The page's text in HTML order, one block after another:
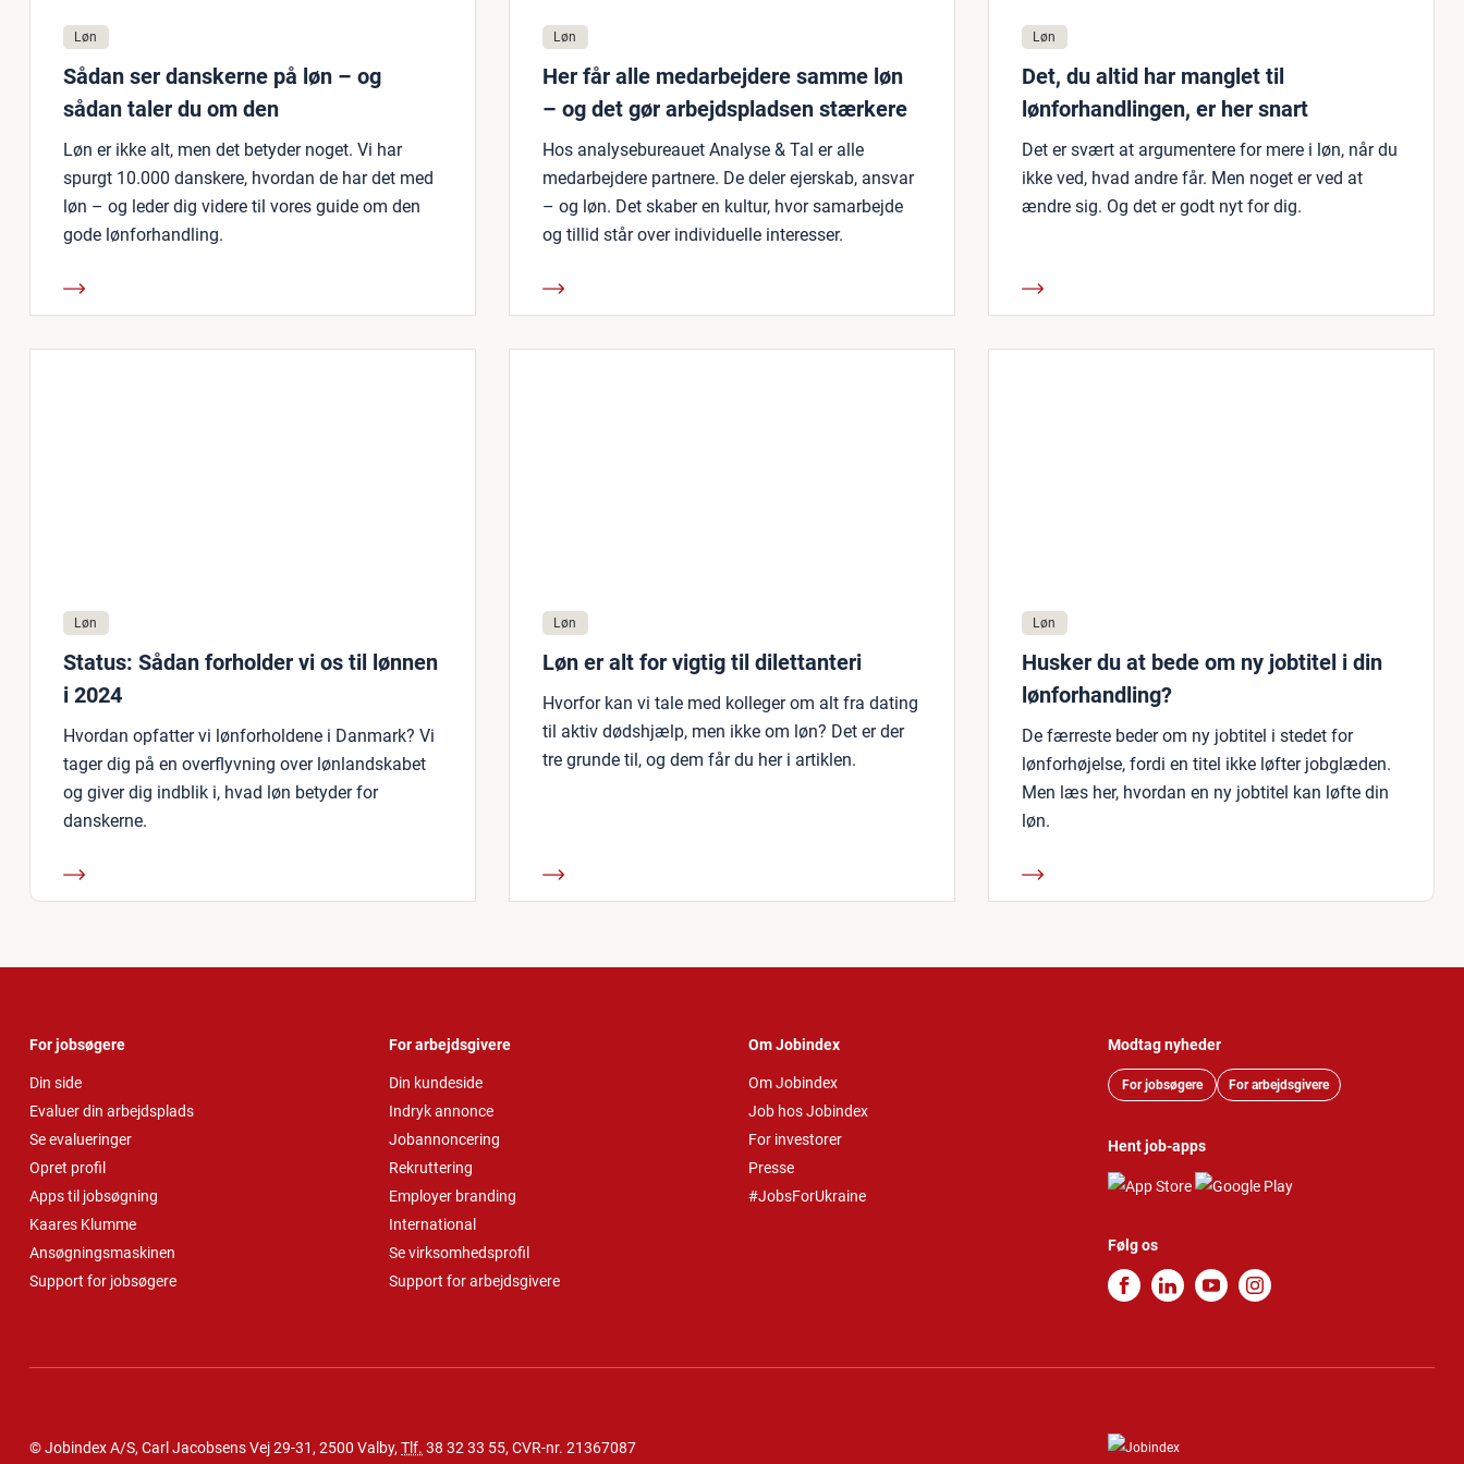
Løn
Sådan ser danskerne på løn – og
sådan taler du om den
Løn er ikke alt, men det betyder noget. Vi har
spurgt 10.000 danskere, hvordan de har det med
løn – og leder dig videre til vores guide om den
gode lønforhandling.
Løn
Her får alle medarbejdere samme løn
– og det gør arbejdspladsen stærkere
Hos analysebureauet Analyse & Tal er alle
medarbejdere partnere. De deler ejerskab, ansvar
– og løn. Det skaber en kultur, hvor samarbejde
og tillid står over individuelle interesser.
Løn
Det, du altid har manglet til
lønforhandlingen, er her snart
Det er svært at argumentere for mere i løn, når du
ikke ved, hvad andre får. Men noget er ved at
ændre sig. Og det er godt nyt for dig.
Løn
Status: Sådan forholder vi os til lønnen
i 2024
Hvordan opfatter vi lønforholdene i Danmark? Vi
tager dig på en overflyvning over lønlandskabet
og giver dig indblik i, hvad løn betyder for
danskerne.
Løn
Løn er alt for vigtig til dilettanteri
Hvorfor kan vi tale med kolleger om alt fra dating
til aktiv dødshjælp, men ikke om løn? Det er der
tre grunde til, og dem får du her i artiklen.
Løn
Husker du at bede om ny jobtitel i din
lønforhandling?
De færreste beder om ny jobtitel i stedet for
lønforhøjelse, fordi en titel ikke løfter jobglæden.
Men læs her, hvordan en ny jobtitel kan løfte din
løn.
For jobsøgere
Din side
Evaluer din arbejdsplads
Se evalueringer
Opret profil
Apps til jobsøgning
Kaares Klumme
Ansøgningsmaskinen
Support for jobsøgere
For arbejdsgivere
Din kundeside
Indryk annonce
Jobannoncering
Rekruttering
Employer branding
International
Se virksomhedsprofil
Support for arbejdsgivere
Om Jobindex
Om Jobindex
Job hos Jobindex
For investorer
Presse
#JobsForUkraine
Modtag nyheder
For jobsøgere For arbejdsgivere
Hent job-apps
Følg os
© Jobindex A/S, Carl Jacobsens Vej 29-31, 2500 Valby, Tlf. 38 32 33 55, CVR-nr. 21367087